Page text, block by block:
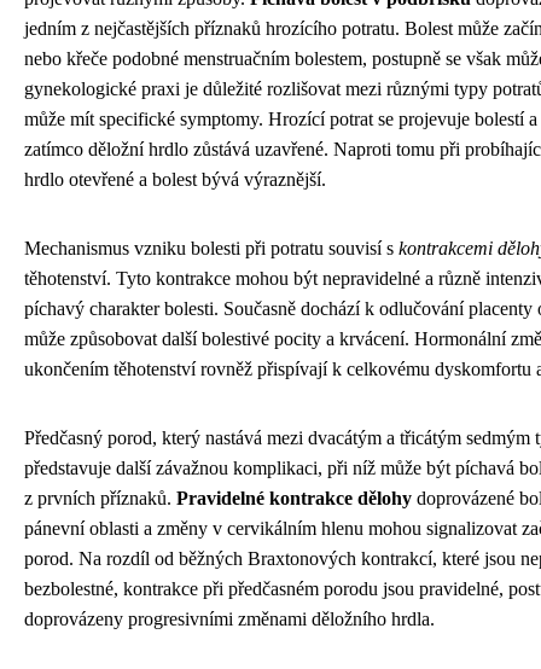
jedním z nejčastějších příznaků hrozícího potratu. Bolest může
nebo křeče podobné menstruačním bolestem, postupně se však
gynekologické praxi je důležité rozlišovat mezi různými typy
může mít specifické symptomy. Hrozící potrat se projevuje bolestí
zatímco děložní hrdlo zůstává uzavřené. Naproti tomu při
hrdlo otevřené a bolest bývá výraznější.
Mechanismus vzniku bolesti při potratu souvisí s kontrakcemi
těhotenství. Tyto kontrakce mohou být nepravidelné a různě
píchavý charakter bolesti. Současně dochází k odlučování placenty
může způsobovat další bolestivé pocity a krvácení. Hormonální
ukončením těhotenství rovněž přispívají k celkovému dyskomfortu
Předčasný porod, který nastává mezi dvacátým a třicátým sedmým
představuje další závažnou komplikaci, při níž může být píchavá
z prvních příznaků. Pravidelné kontrakce dělohy doprovázené
pánevní oblasti a změny v cervikálním hlenu mohou signalizovat
porod. Na rozdíl od běžných Braxtonových kontrakcí, které jsou
bezbolestné, kontrakce při předčasném porodu jsou pravidelné,
doprovázeny progresivními změnami děložního hrdla.